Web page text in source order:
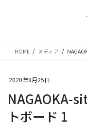
HOME メディア
2020年8月25日
NAGAOKA-
トボード 1